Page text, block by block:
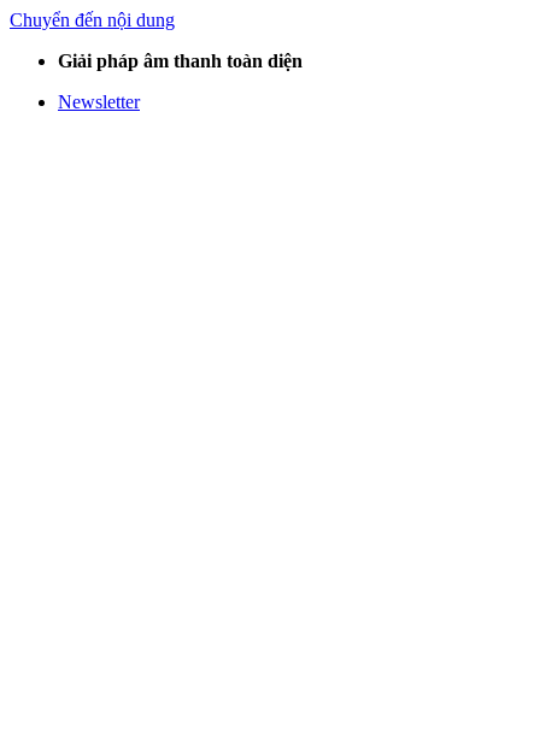
Chuyển đến nội dung
Giải pháp âm thanh toàn diện
Newsletter